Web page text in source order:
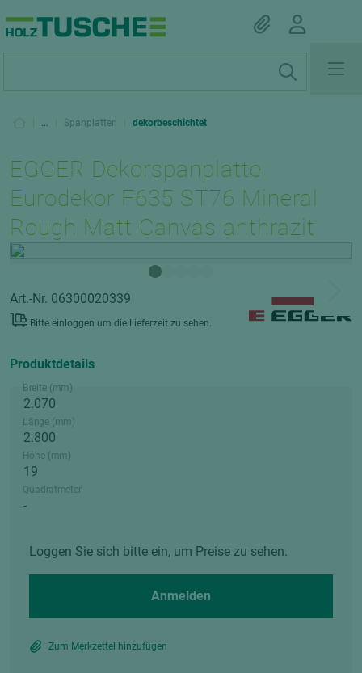
... Spanplatten dekorbeschichtet
EGGER Dekorspanplatte
Eurodekor F635 ST76 Mineral
Rough Matt Canvas anthrazit
Art.-Nr. 06300020339
Bitte einloggen um die Lieferzeit zu sehen.
Produktdetails
Breite (mm)
Länge (mm)
Höhe (mm)
Quadratmeter
Loggen Sie sich bitte ein, um Preise zu sehen.
Anmelden
Zum Merkzettel hinzufügen